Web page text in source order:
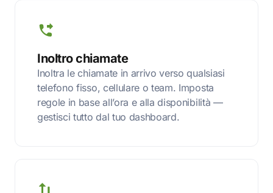
Inoltro chiamate
Inoltra le chiamate in arrivo verso qualsiasi
telefono fisso, cellulare o team. Imposta
regole in base all’ora e alla disponibilità —
gestisci tutto dal tuo dashboard.